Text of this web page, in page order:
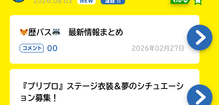
歴バス 最新情報まとめ
コメント 00 2026年02月27日
『プリプロ』ステージ衣装＆夢のシチュエーシ
ョン募集！